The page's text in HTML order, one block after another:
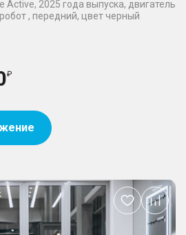
Active, 2025 года выпуска, двигатель
, передний, цвет черный
Добавить
в
избранное